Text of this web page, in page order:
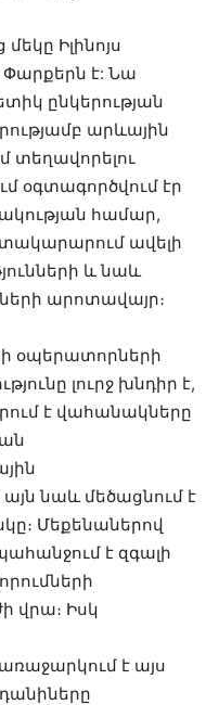
Իլինոյս
է: Նա
ընկերության
արևային
տեղավորելու
օգտագործվում էր
համար,
ավելի
և նաև
արոտավայր։
օպերատորների
լուրջ խնդիր է,
է վահանակները
​​նաև մեծացնում է
Մեքենաներով
է զգալի
վրա։ Իսկ
է այս